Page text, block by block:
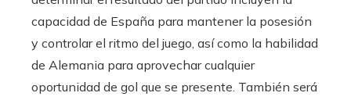
capacidad de España para mantener la posesión
y controlar el ritmo del juego, así como la habilidad
de Alemania para aprovechar cualquier
oportunidad de gol que se presente. También será